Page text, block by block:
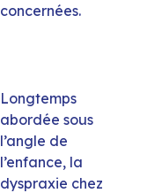
concernées.
Longtemps
abordée sous
l’angle de
l’enfance, la
dyspraxie chez